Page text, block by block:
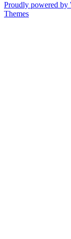
Proudly powered by
Themes